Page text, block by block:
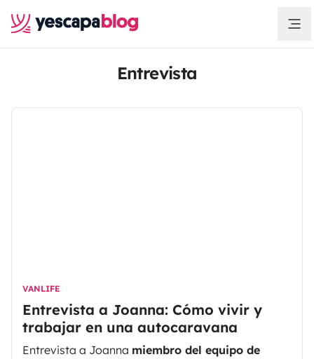
Entrevista
VANLIFE
Entrevista a Joanna: Cómo vivir y
trabajar en una autocaravana
Entrevista a Joanna miembro del equipo de